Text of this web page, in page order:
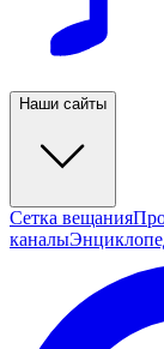
Наши сайты
Сетка вещания
каналы